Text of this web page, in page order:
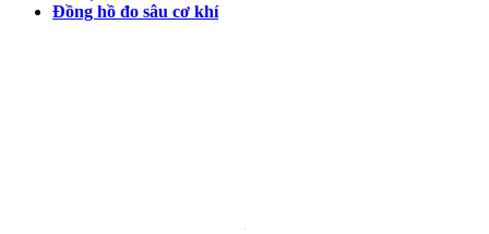
Đồng hồ đo sâu cơ khí